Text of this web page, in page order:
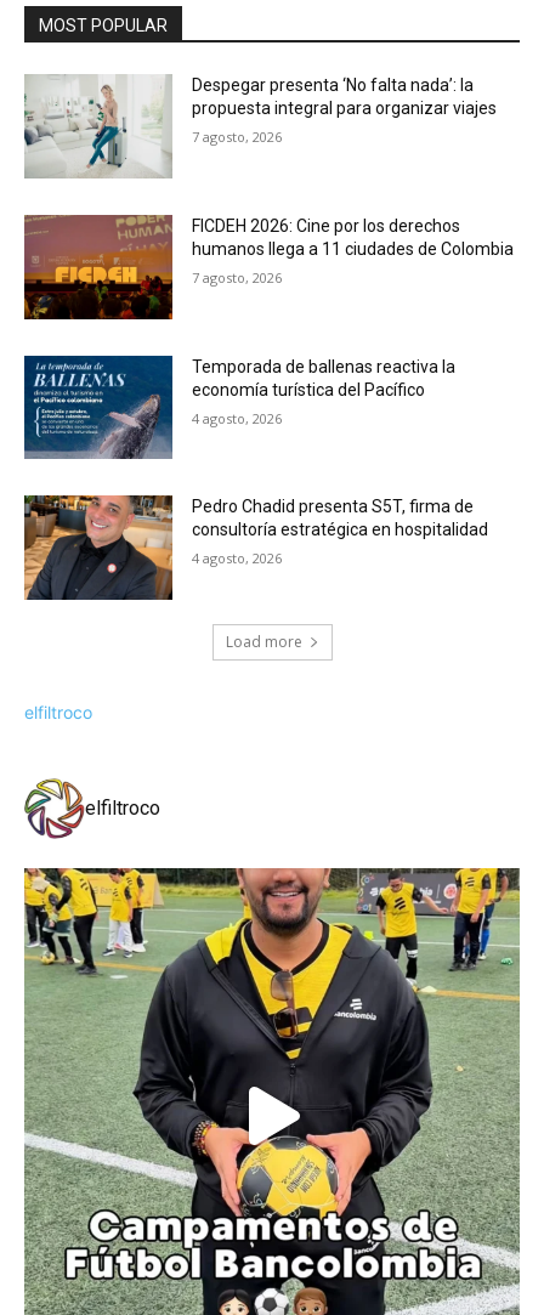
MOST POPULAR
Despegar presenta ‘No falta nada’: la
propuesta integral para organizar viajes
7 agosto, 2026
FICDEH 2026: Cine por los derechos
humanos llega a 11 ciudades de Colombia
7 agosto, 2026
Temporada de ballenas reactiva la
economía turística del Pacífico
4 agosto, 2026
Pedro Chadid presenta S5T, firma de
consultoría estratégica en hospitalidad
4 agosto, 2026
Load more
elfiltroco
elfiltroco